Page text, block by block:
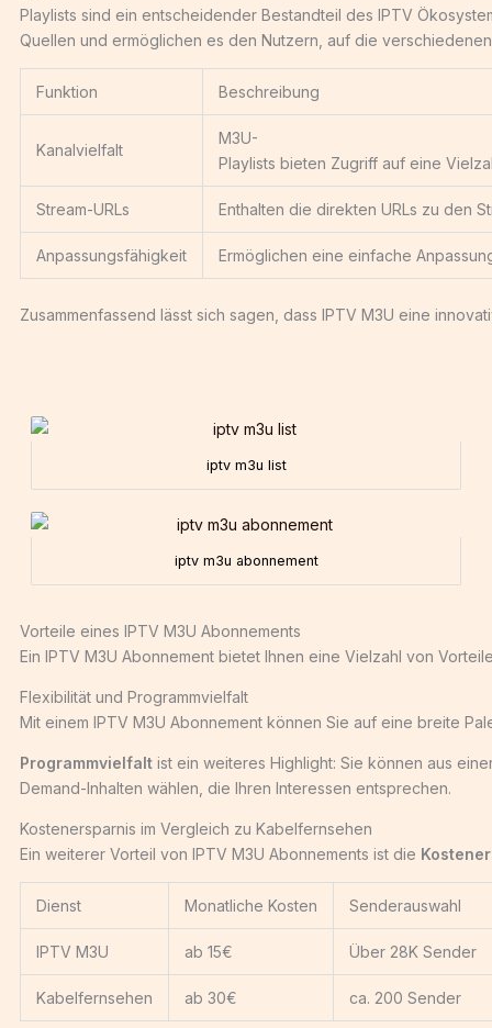
Playlists sind ein entscheidender Bestandteil des IPTV
Quellen und ermöglichen es den Nutzern, auf die
Funktion Beschreibung
Kanalvielfalt
M3U-
Playlists bieten Zugriff auf eine
Stream-URLs Enthalten die direkten URLs zu den
Anpassungsfähigkeit Ermöglichen eine einfache
Zusammenfassend lässt sich sagen, dass IPTV M3U eine
iptv m3u list
iptv m3u abonnement
Vorteile eines IPTV M3U Abonnements
Ein IPTV M3U Abonnement bietet Ihnen eine Vielzahl von
Flexibilität und Programmvielfalt
Mit einem IPTV M3U Abonnement können Sie auf eine breite
Programmvielfaltist ein weiteres Highlight: Sie können aus
Demand-Inhalten wählen, die Ihren Interessen entsprechen.
Kostenersparnis im Vergleich zu Kabelfernsehen
Ein weiterer Vorteil von IPTV M3U Abonnements ist die
Dienst Monatliche Kosten Senderauswahl
IPTV M3U ab 15€ Über 28K Sender
Kabelfernsehen ab 30€ ca. 200 Sender